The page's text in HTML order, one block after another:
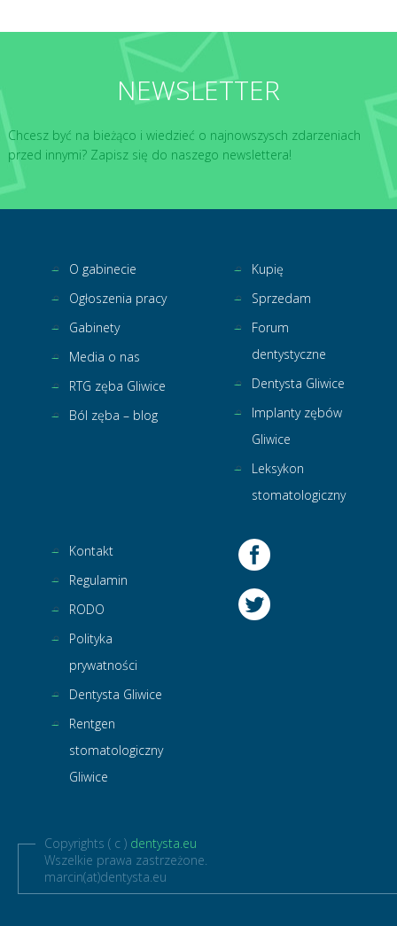
NEWSLETTER
Chcesz być na bieżąco i wiedzieć o najnowszysch zdarzeniach
przed innymi? Zapisz się do naszego newslettera!
O gabinecie
Ogłoszenia pracy
Gabinety
Media o nas
RTG zęba Gliwice
Ból zęba – blog
Kupię
Sprzedam
Forum
dentystyczne
Dentysta Gliwice
Implanty zębów
Gliwice
Leksykon
stomatologiczny
Kontakt
Regulamin
RODO
Polityka
prywatności
Dentysta Gliwice
Rentgen
stomatologiczny
Gliwice
Copyrights ( c ) dentysta.eu
Wszelkie prawa zastrzeżone.
marcin(at)dentysta.eu